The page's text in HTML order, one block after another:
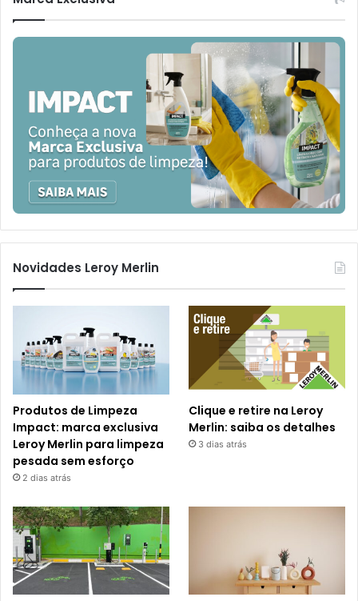
Novidades Leroy Merlin
Produtos de Limpeza
Impact: marca exclusiva
Leroy Merlin para limpeza
pesada sem esforço
2 dias atrás
Clique e retire na Leroy
Merlin: saiba os detalhes
3 dias atrás